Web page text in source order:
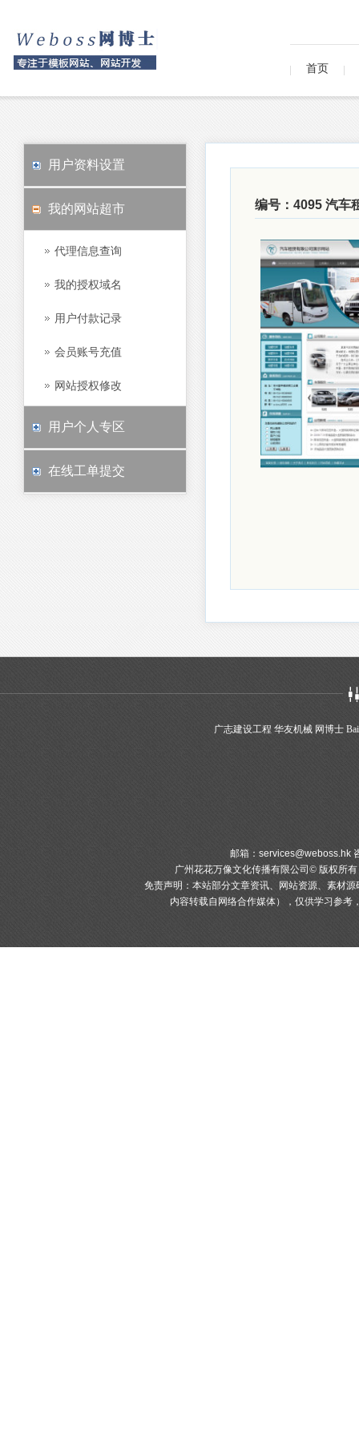
首页
用户资料设置
我的网站超市
代理信息查询
我的授权域名
用户付款记录
会员账号充值
网站授权修改
用户个人专区
在线工单提交
编号：4095 汽车
广志建设工程 华友机械 网博士
邮箱：services@weboss.hk
广州花花万像文化传播有限公司© 版权所有
免责声明：本站部分文章资讯、网站资源、素材
内容转载自网络合作媒体），仅供学习参